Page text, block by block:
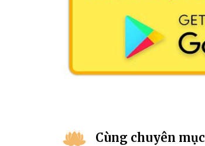
Cùng chuyên mục